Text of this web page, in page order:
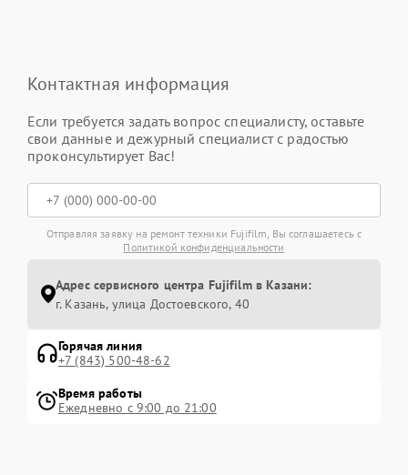
Контактная информация
Если требуется задать вопрос специалисту, оставьте
свои данные и дежурный специалист с радостью
проконсультирует Вас!
Отправляя заявку на ремонт техники Fujifilm, Вы соглашаетесь с
Политикой конфиденциальности
Адрес сервисного центра Fujifilm в Казани:
г. Казань, улица Достоевского, 40
Горячая линия
+7 (843) 500-48-62
Время работы
Ежедневно с 9:00 до 21:00